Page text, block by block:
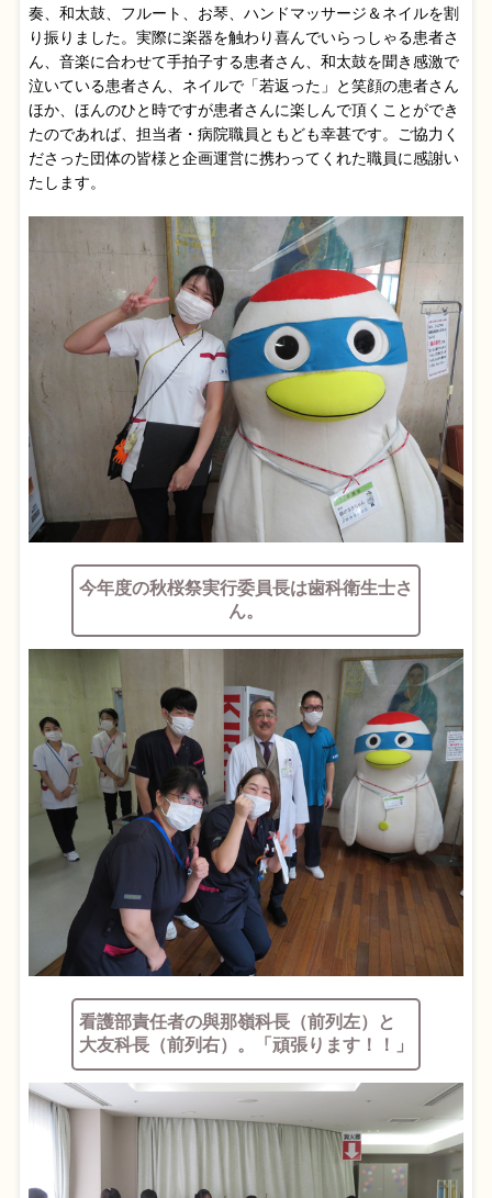
奏、和太鼓、フルート、お琴、ハンドマッサージ＆ネイルを割
り振りました。実際に楽器を触わり喜んでいらっしゃる患者さ
ん、音楽に合わせて手拍子する患者さん、和太鼓を聞き感激で
泣いている患者さん、ネイルで「若返った」と笑顔の患者さん
ほか、ほんのひと時ですが患者さんに楽しんで頂くことができ
たのであれば、担当者・病院職員ともども幸甚です。ご協力く
ださった団体の皆様と企画運営に携わってくれた職員に感謝い
たします。
今年度の秋桜祭実行委員長は歯科衛生士さ
ん。
看護部責任者の與那嶺科長（前列左）と
大友科長（前列右）。「頑張ります！！」